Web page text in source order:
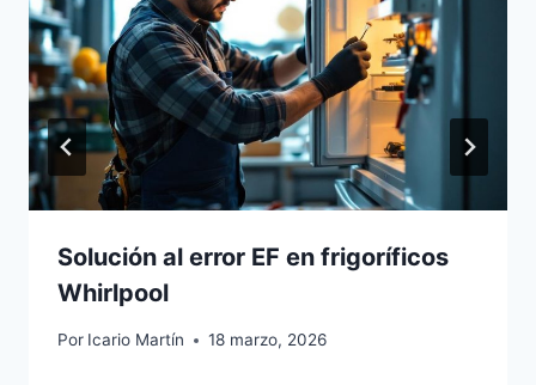
Solución al error EF en frigoríficos
Whirlpool
Por Icario Martín 18 marzo, 2026